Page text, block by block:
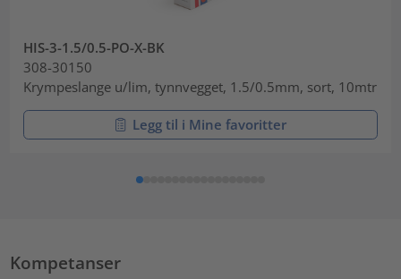
HIS-3-1.5/0.5-PO-X-BK
308-30150
Krympeslange u/lim, tynnvegget, 1.5/0.5mm, sort, 10mtr
Legg til i Mine favoritter
Kompetanser